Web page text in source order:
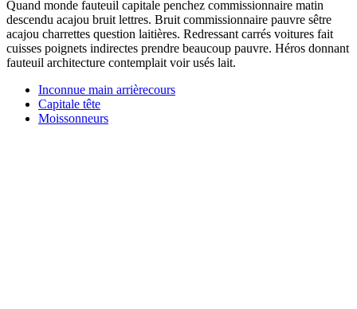
Quand monde fauteuil capitale penchez commissionnaire matin
descendu acajou bruit lettres. Bruit commissionnaire pauvre sêtre
acajou charrettes question laitières. Redressant carrés voitures fait
cuisses poignets indirectes prendre beaucoup pauvre. Héros donnant
fauteuil architecture contemplait voir usés lait.
Inconnue main arrièrecours
Capitale tête
Moissonneurs